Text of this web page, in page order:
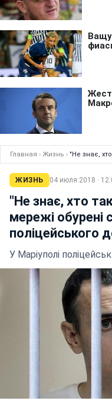
Главная › Жизнь › "Не знає,
ЖИЗНЬ 04 июля 2018 ·
"Не знає, хто
мережі обурені
поліцейського
У Маріуполі